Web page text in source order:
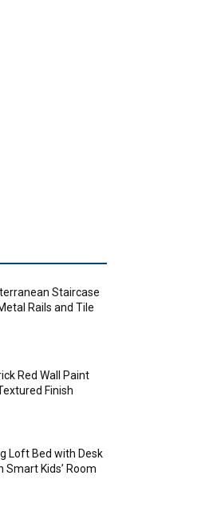
Staircase
Rails and Tile
Red Wall Paint
Finish
Loft Bed with Desk
Smart Kids’ Room